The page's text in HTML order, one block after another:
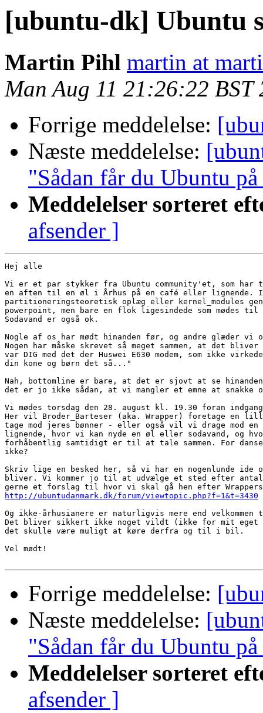
[ubuntu-dk] Ubuntu
Martin Pihl martin at
Man Aug 11 21:26:22 BST
Forrige meddelelse:
Næste meddelelse:
"Sådan får du Ubuntu
Meddelelser sorteret
afsender ]
Hej alle
Vi er et par stykker fra Ubuntu community'et, som har
en aften til en øl i Århus på en café eller lignende.
partitioneringsteoretisk oplæg eller kernel_modules
powerpoint, men bare en flok ligesindede som
Sodavand er også ok.
Nogle af os har mødt hinanden før, og andre glæder vi
Nogen har måske skrevet så meget sammen, at det
var DIG med det der Huswei E630 modem, som ikke
din kone og børn det så..."
Nah, bottomline er bare, at det er sjovt at se
det er jo ikke sådan, at vi mangler et emne at snakke
Vi mødes torsdag den 28. august kl. 19.30 foran
Her vil Broder_Barteser (aka. Wrapper) foretage en
tage mod jeres bønner - eller også vil vi drage mod
lignende, hvor vi kan nyde en øl eller sodavand, og
forhåbentlig samtidigt er til at tale sammen. For
ikke?
Skriv lige en besked her, så vi har en nogenlunde ide
bliver. Vi kommer jo til at udvælge et sted efter
http://ubuntudanmark.dk/forum/viewtopic.php?f=1&t=3430
Og ikke-århusianere er naturligvis mere end
Det bliver sikkert ikke noget vildt (ikke for mit eget
det skulle være muligt at køre derfra og til i bil.
Vel mødt!
Forrige meddelelse:
Næste meddelelse:
"Sådan får du Ubuntu
Meddelelser sorteret
afsender ]